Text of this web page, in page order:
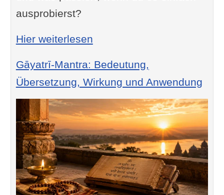
ausprobierst?
Hier weiterlesen: Mantra Om namah
Gāyatrī-Mantra: Bedeutung,
Übersetzung, Wirkung und Anwendung